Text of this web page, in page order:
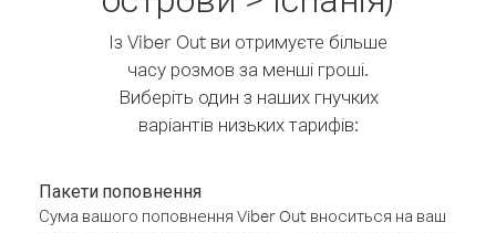
Із Viber Out ви отримуєте більше
часу розмов за менші гроші.
Виберіть один з наших гнучких
варіантів низьких тарифів:
Пакети поповнення
Сума вашого поповнення Viber Out вноситься на ваш